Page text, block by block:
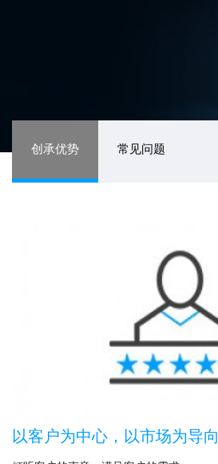
创承优势 常见问题
以客户为中心，以市场为导向